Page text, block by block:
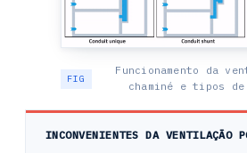
Funcionamento da
chaminé e tipos de
INCONVENIENTES DA VENTILAÇÃO